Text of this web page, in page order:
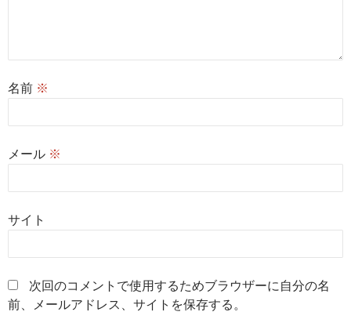
名前 ※
メール ※
サイト
次回のコメントで使用するためブラウザーに自分の名
前、メールアドレス、サイトを保存する。